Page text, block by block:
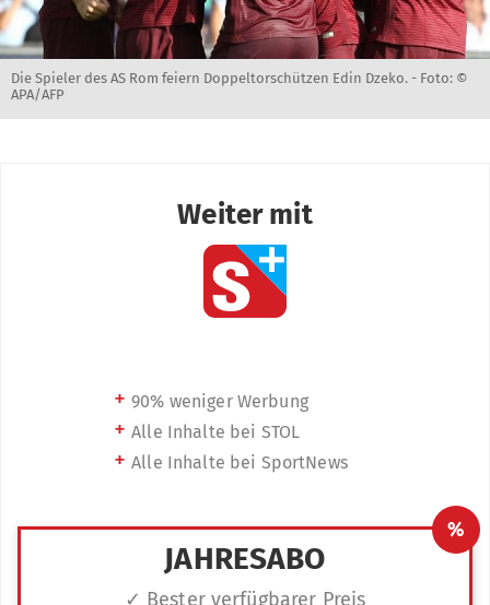
Die Spieler des AS Rom feiern Doppeltorschützen Edin Dzeko. - Foto: ©
APA/AFP